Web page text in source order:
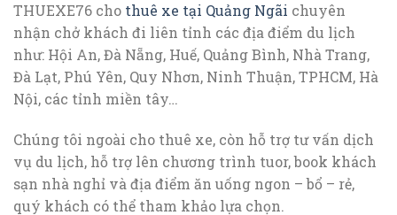
THUEXE76 cho thuê xe tại Quảng Ngãi chuyên
nhận chở khách đi liên tỉnh các địa điểm du lịch
như: Hội An, Đà Nẵng, Huế, Quảng Bình, Nhà Trang,
Đà Lạt, Phú Yên, Quy Nhơn, Ninh Thuận, TPHCM, Hà
Nội, các tỉnh miền tây…
Chúng tôi ngoài cho thuê xe, còn hỗ trợ tư vấn dịch
vụ du lịch, hỗ trợ lên chương trình tuor, book khách
sạn nhà nghỉ và địa điểm ăn uống ngon – bổ – rẻ,
quý khách có thể tham khảo lựa chọn.